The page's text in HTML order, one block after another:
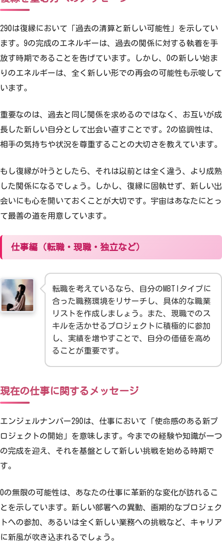
290は復縁において「過去の清算と新しい可能性」を示してい
ます。9の完成のエネルギーは、過去の関係に対する執着を手
放す時期であることを告げています。しかし、0の新しい始ま
りのエネルギーは、全く新しい形での再会の可能性も示唆して
います。
重要なのは、過去と同じ関係を求めるのではなく、お互いが成
長した新しい自分として出会い直すことです。2の協調性は、
相手の気持ちや状況を尊重することの大切さを教えています。
もし復縁が叶うとしたら、それは以前とは全く違う、より成熟
した関係になるでしょう。しかし、復縁に固執せず、新しい出
会いにも心を開いておくことが大切です。宇宙はあなたにとっ
て最善の道を用意しています。
仕事編（転職・現職・独立など）
転職を考えているなら、自分のMBTIタイプに
合った職務環境をリサーチし、具体的な職業
リストを作成しましょう。また、現職でのス
キルを活かせるプロジェクトに積極的に参加
し、実績を増やすことで、自分の価値を高め
ることが重要です。
現在の仕事に関するメッセージ
エンジェルナンバー290は、仕事において「使命感のある新プ
ロジェクトの開始」を意味します。今までの経験や知識が一つ
の完成を迎え、それを基盤として新しい挑戦を始める時期で
す。
0の無限の可能性は、あなたの仕事に革新的な変化が訪れるこ
とを示しています。新しい部署への異動、画期的なプロジェク
トへの参加、あるいは全く新しい業務への挑戦など、キャリア
に新風が吹き込まれるでしょう。